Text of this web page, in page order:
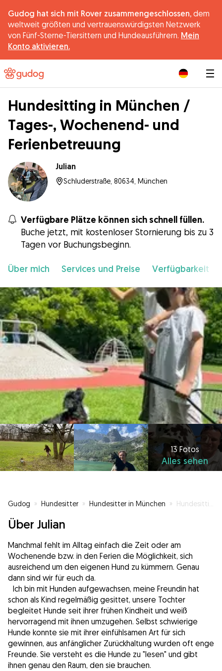
Gudog hat sich mit Rover zusammengeschlossen, dem
weltweit größten und vertrauenswürdigsten Netzwerk
von Fünf-Sterne-Tiersittern und Hundeausführern. Mein
Konto aktivieren.
Hundesitting in München /
Tages-, Wochenend- und
Ferienbetreuung
Julian
Schluderstraße, 80634, München
Verfügbare Plätze können sich schnell füllen.
Buche jetzt, mit kostenloser Stornierung bis zu 3
Tagen vor Buchungsbeginn.
Über mich Services und Preise Verfügbarkeit
13 Fotos
Alles sehen
Gudog » Hundesitter » Hundesitter in München » Hundesitting in München / Tages-, Wochenend- und Ferienbetreuung
Über Julian
Manchmal fehlt im Alltag einfach die Zeit oder am
Wochenende bzw. in den Ferien die Möglichkeit, sich
ausreichend um den eigenen Hund zu kümmern. Genau
dann sind wir für euch da.
Ich bin mit Hunden aufgewachsen, meine Freundin hat
schon als Kind regelmäßig gesittet, unsere Tochter
begleitet Hunde seit ihrer frühen Kindheit und weiß
hervorragend mit ihnen umzugehen. Selbst schwierige
Hunde konnte sie mit ihrer einfühlsamen Art für sich
gewinnen, aus anfänglicher Zurückhaltung wurden oft enge
Freunde. Sie versteht es die Hunde zu "lesen" und gibt
ihnen genau den Raum, den sie brauchen.